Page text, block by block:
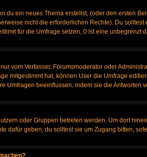
du ein neues Thema erstellst, (oder den ersten
nicht die erforderlichen Rechte). Du
für die Umfrage setzen, 0 ist eine
vom Verfasser, Forumsmoderator oder
mitgestimmt hat, können User die Umfrage
Umfragen beeinflussen, indem sie die Antworten
oder Gruppen betreten werden. Um dort
dafür geben, du solltest sie um Zugang bitten,